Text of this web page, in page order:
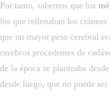
Por tanto, sabemos que los
los que rellenaban los
que un mayor peso cerebral
cerebros procedentes de
de la época se planteaba
desde luego, que no puede